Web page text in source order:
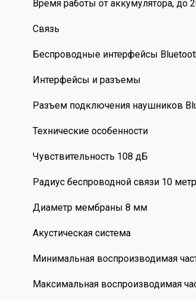
Время работы от аккумулятора, до
Связь
Беспроводные интерфейсы
Интерфейсы и разъемы
Разъем подключения наушников
Технические особенности
Чувствительность 108 дБ
Радиус беспроводной связи 10
Диаметр мембраны 8 мм
Акустическая система
Минимальная воспроизводимая
Максимальная воспроизводимая